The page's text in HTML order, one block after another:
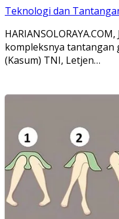
Teknologi dan
kompleksnya tantangan
(Kasum) TNI, Letjen…